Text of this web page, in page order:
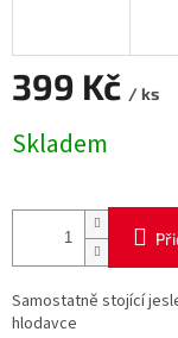
399 Kč / ks
cena:
Skladem
Samostatně stojící
hlodavce